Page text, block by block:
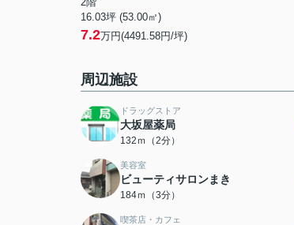
16.03坪 (53.00㎡)
7.2万円(4491.58円/坪)
周辺施設
ドラッグストア
大坂屋薬局
132ｍ（2分）
美容室
ビューティサロンまき
184ｍ（3分）
喫茶店・カフェ